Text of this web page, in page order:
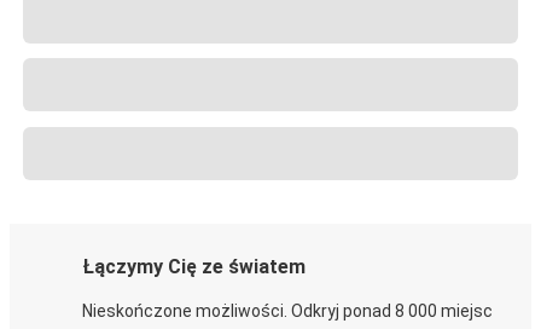
Łączymy Cię ze światem
Nieskończone możliwości. Odkryj ponad 8 000 miejsc